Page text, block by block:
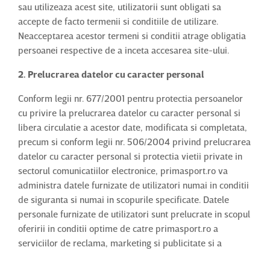
sau utilizeaza acest site, utilizatorii sunt obligati sa
accepte de facto termenii si conditiile de utilizare.
Neacceptarea acestor termeni si conditii atrage obligatia
persoanei respective de a inceta accesarea site-ului.
2. Prelucrarea datelor cu caracter personal
Conform legii nr. 677/2001 pentru protectia persoanelor
cu privire la prelucrarea datelor cu caracter personal si
libera circulatie a acestor date, modificata si completata,
precum si conform legii nr. 506/2004 privind prelucrarea
datelor cu caracter personal si protectia vietii private in
sectorul comunicatiilor electronice, primasport.ro va
administra datele furnizate de utilizatori numai in conditii
de siguranta si numai in scopurile specificate. Datele
personale furnizate de utilizatori sunt prelucrate in scopul
oferirii in conditii optime de catre primasport.ro a
serviciilor de reclama, marketing si publicitate si a